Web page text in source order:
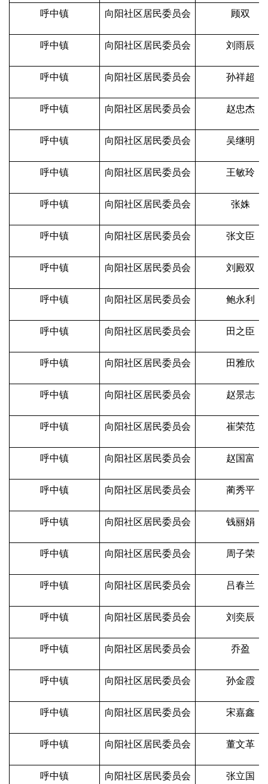
呼中镇 向阳社区居民委员会 顾双
呼中镇 向阳社区居民委员会 刘雨辰
呼中镇 向阳社区居民委员会 孙祥超
呼中镇 向阳社区居民委员会 赵忠杰
呼中镇 向阳社区居民委员会 吴继明
呼中镇 向阳社区居民委员会 王敏玲
呼中镇 向阳社区居民委员会 张姝
呼中镇 向阳社区居民委员会 张文臣
呼中镇 向阳社区居民委员会 刘殿双
呼中镇 向阳社区居民委员会 鲍永利
呼中镇 向阳社区居民委员会 田之臣
呼中镇 向阳社区居民委员会 田雅欣
呼中镇 向阳社区居民委员会 赵景志
呼中镇 向阳社区居民委员会 崔荣范
呼中镇 向阳社区居民委员会 赵国富
呼中镇 向阳社区居民委员会 蔺秀平
呼中镇 向阳社区居民委员会 钱丽娟
呼中镇 向阳社区居民委员会 周子荣
呼中镇 向阳社区居民委员会 吕春兰
呼中镇 向阳社区居民委员会 刘奕辰
呼中镇 向阳社区居民委员会 乔盈
呼中镇 向阳社区居民委员会 孙金霞
呼中镇 向阳社区居民委员会 宋嘉鑫
呼中镇 向阳社区居民委员会 董文革
呼中镇 向阳社区居民委员会 张立国